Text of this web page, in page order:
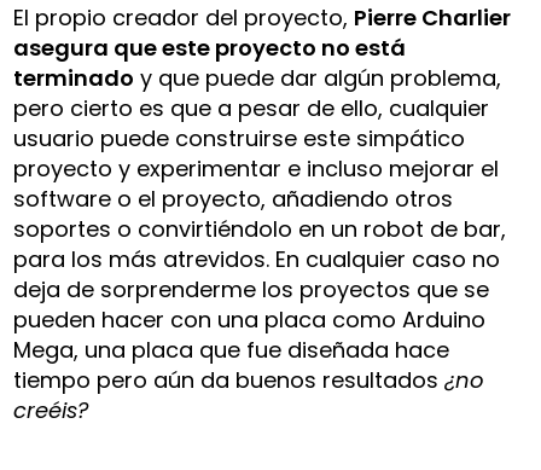
El propio creador del proyecto, Pierre Charlier
asegura que este proyecto no está
terminado y que puede dar algún problema,
pero cierto es que a pesar de ello, cualquier
usuario puede construirse este simpático
proyecto y experimentar e incluso mejorar el
software o el proyecto, añadiendo otros
soportes o convirtiéndolo en un robot de bar,
para los más atrevidos. En cualquier caso no
deja de sorprenderme los proyectos que se
pueden hacer con una placa como Arduino
Mega, una placa que fue diseñada hace
tiempo pero aún da buenos resultados¿no
creéis?